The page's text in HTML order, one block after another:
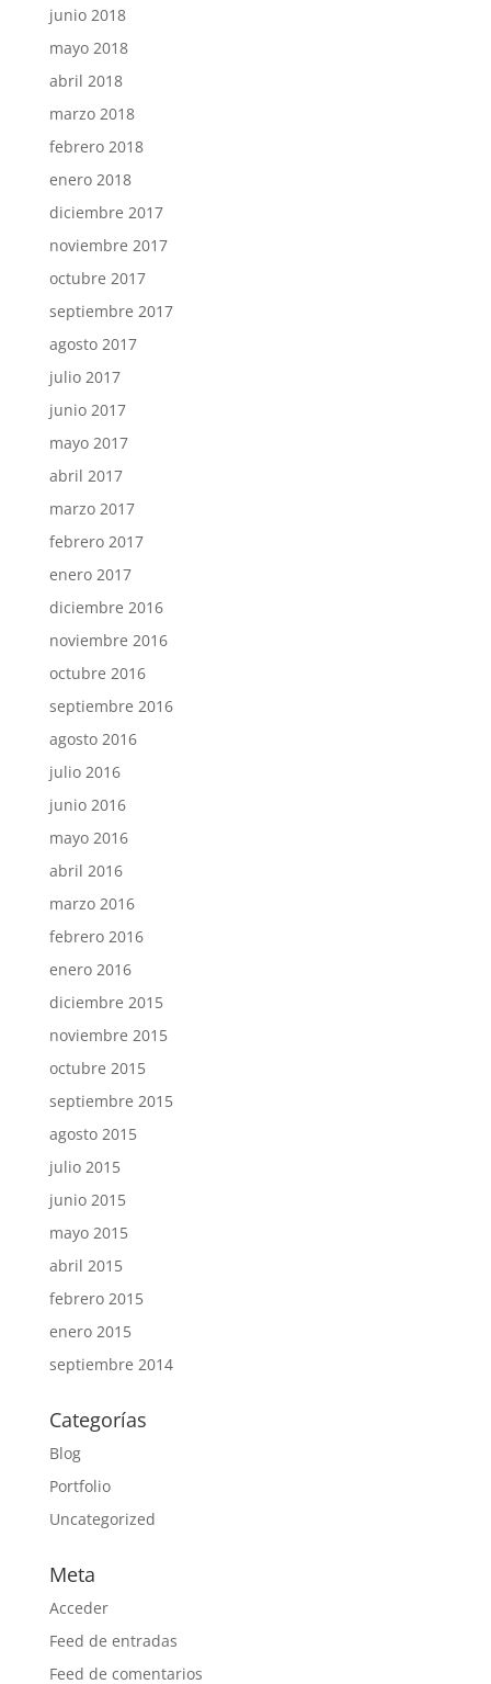
junio 2018
mayo 2018
abril 2018
marzo 2018
febrero 2018
enero 2018
diciembre 2017
noviembre 2017
octubre 2017
septiembre 2017
agosto 2017
julio 2017
junio 2017
mayo 2017
abril 2017
marzo 2017
febrero 2017
enero 2017
diciembre 2016
noviembre 2016
octubre 2016
septiembre 2016
agosto 2016
julio 2016
junio 2016
mayo 2016
abril 2016
marzo 2016
febrero 2016
enero 2016
diciembre 2015
noviembre 2015
octubre 2015
septiembre 2015
agosto 2015
julio 2015
junio 2015
mayo 2015
abril 2015
febrero 2015
enero 2015
septiembre 2014
Categorías
Blog
Portfolio
Uncategorized
Meta
Acceder
Feed de entradas
Feed de comentarios